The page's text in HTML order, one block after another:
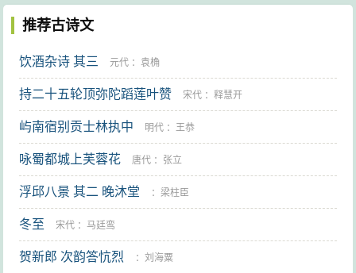
推荐古诗文
饮酒杂诗 其三 元代 ：袁桷
持二十五轮顶弥陀蹈莲叶赞 宋代 ：释慧开
屿南宿别贡士林执中 明代 ：王恭
咏蜀都城上芙蓉花 唐代 ： 张立
浮邱八景 其二 晚沐堂 ：梁柱臣
冬至 宋代 ：马廷鸾
贺新郎 次韵答忼烈 ：刘海粟